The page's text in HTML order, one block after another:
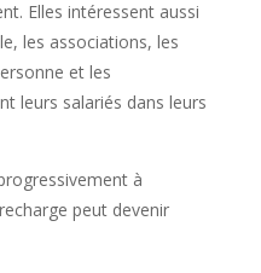
Elles intéressent aussi
les associations, les
et les
leurs salariés dans leurs
à
peut devenir